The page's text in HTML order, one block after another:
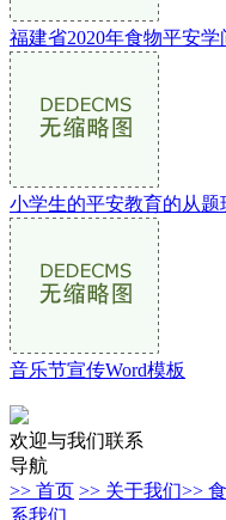
福建省2020年食物平安
小学生的平安教育的从题
音乐节宣传Word模板
欢迎与我们联系
导航
>> 首页 >> 关于我们>>
系我们